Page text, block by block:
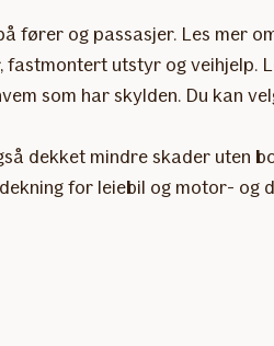
fører og passasjer. Les mer
utstyr og veihjelp.
som har skylden. Du kan
dekket mindre skader uten
for leiebil og motor- og